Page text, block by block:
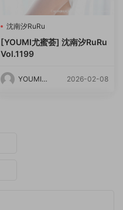
沈南汐RuRu
[YOUMI尤蜜荟] 沈南汐RuRu
Vol.1199
YOUMI尤
2026-02-08